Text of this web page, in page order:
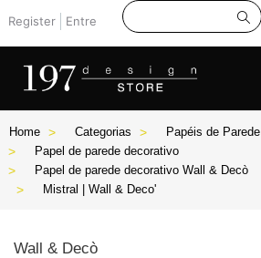
Register Entre
Home Categorias
Papéis de Parede
Papel de parede decorativo
Papel de parede decorativo Wall & Decò
Mistral | Wall & Deco'
Wall & Decò